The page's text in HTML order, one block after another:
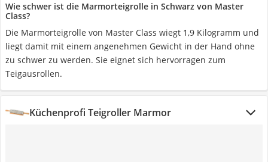
Wie schwer ist die Marmorteigrolle in Schwarz von Master
Class?
Die Marmorteigrolle von Master Class wiegt 1,9 Kilogramm und
liegt damit mit einem angenehmen Gewicht in der Hand ohne
zu schwer zu werden. Sie eignet sich hervorragen zum
Teigausrollen.
Küchenprofi Teigroller Marmor